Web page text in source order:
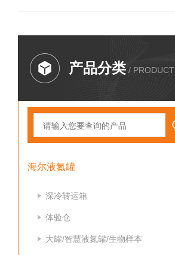
产品分类 / PRODUCT
海尔液氮罐
深冷转运箱
体验仓
大罐/智慧液氮罐/生物样本